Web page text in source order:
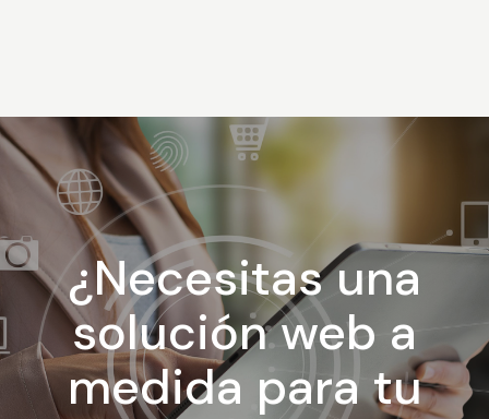
¿Necesitas una
solución web a
medida para tu